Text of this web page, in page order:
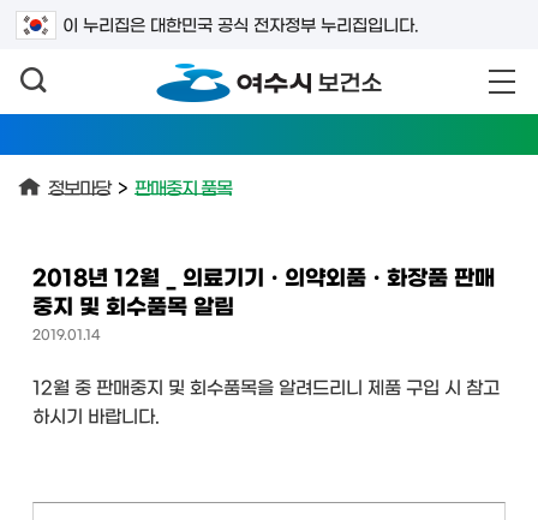
이 누리집은 대한민국 공식 전자정부 누리집입니다.
검색어를 입력하세요
정보마당 > 판매중지 품목
2018년 12월 _ 의료기기ㆍ의약외품ㆍ화장품 판매
중지 및 회수품목 알림
2019.01.14
12월 중 판매중지 및 회수품목을 알려드리니 제품 구입 시 참고
하시기 바랍니다.